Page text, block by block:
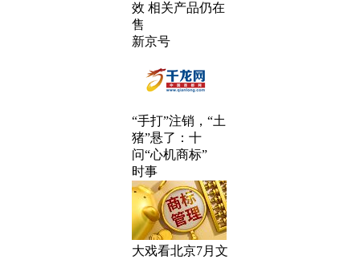
效 相关产品仍在
售
新京号
“手打”注销，“土
猪”悬了：十
问“心机商标”
时事
大戏看北京7月文